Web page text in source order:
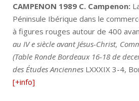
CAMPENON 1989 C. Campenon:
Péninsule Ibérique dans le
à figures rouges autour de 400
au IV e siècle avant Jésus-Christ,
(Table Ronde Bordeaux 16-18 de
des Études Anciennes LXXXIX 3-4,
[+info]